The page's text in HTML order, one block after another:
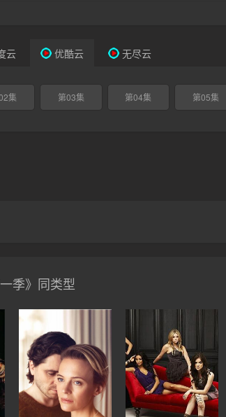
云 优酷云 无尽云
集 第03集 第04集 第05集
季》同类型